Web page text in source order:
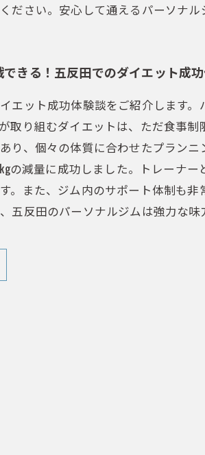
ださい。安心して通えるパーソナ
できる！五反田でのダイエット成
エット成功体験談をご紹介します
取り組むダイエットは、ただ食事
り、個々の体質に合わせたプラン
の減量に成功しました。トレーナ
。また、ジム内のサポート体制も
五反田のパーソナルジムは強力な味